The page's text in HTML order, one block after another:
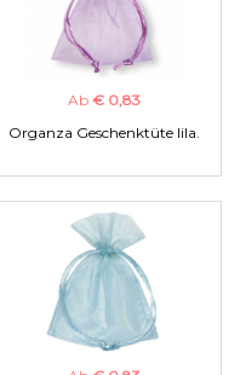
Ab € 0,83
Organza Geschenktüte lila.